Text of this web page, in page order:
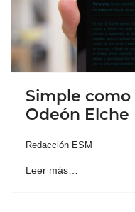
Simple como
Odeón Elche
Redacción ESM
Leer más…